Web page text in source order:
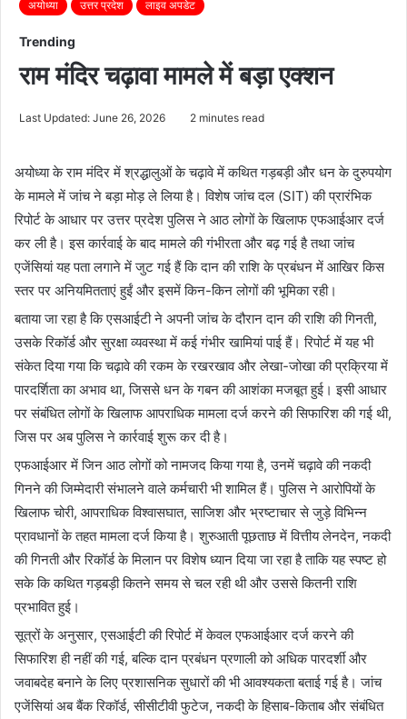
अयोध्या उत्तर प्रदेश लाइव अपडेट
Trending
राम मंदिर चढ़ावा मामले में बड़ा एक्शन
Last Updated: June 26, 2026 2 minutes read
अयोध्या के राम मंदिर में श्रद्धालुओं के चढ़ावे में कथित गड़बड़ी और धन के दुरुपयोग
के मामले में जांच ने बड़ा मोड़ ले लिया है। विशेष जांच दल (SIT) की प्रारंभिक
रिपोर्ट के आधार पर उत्तर प्रदेश पुलिस ने आठ लोगों के खिलाफ एफआईआर दर्ज
कर ली है। इस कार्रवाई के बाद मामले की गंभीरता और बढ़ गई है तथा जांच
एजेंसियां यह पता लगाने में जुट गई हैं कि दान की राशि के प्रबंधन में आखिर किस
स्तर पर अनियमितताएं हुईं और इसमें किन-किन लोगों की भूमिका रही।
बताया जा रहा है कि एसआईटी ने अपनी जांच के दौरान दान की राशि की गिनती,
उसके रिकॉर्ड और सुरक्षा व्यवस्था में कई गंभीर खामियां पाई हैं। रिपोर्ट में यह भी
संकेत दिया गया कि चढ़ावे की रकम के रखरखाव और लेखा-जोखा की प्रक्रिया में
पारदर्शिता का अभाव था, जिससे धन के गबन की आशंका मजबूत हुई। इसी आधार
पर संबंधित लोगों के खिलाफ आपराधिक मामला दर्ज करने की सिफारिश की गई थी,
जिस पर अब पुलिस ने कार्रवाई शुरू कर दी है।
एफआईआर में जिन आठ लोगों को नामजद किया गया है, उनमें चढ़ावे की नकदी
गिनने की जिम्मेदारी संभालने वाले कर्मचारी भी शामिल हैं। पुलिस ने आरोपियों के
खिलाफ चोरी, आपराधिक विश्वासघात, साजिश और भ्रष्टाचार से जुड़े विभिन्न
प्रावधानों के तहत मामला दर्ज किया है। शुरुआती पूछताछ में वित्तीय लेनदेन, नकदी
की गिनती और रिकॉर्ड के मिलान पर विशेष ध्यान दिया जा रहा है ताकि यह स्पष्ट हो
सके कि कथित गड़बड़ी कितने समय से चल रही थी और उससे कितनी राशि
प्रभावित हुई।
सूत्रों के अनुसार, एसआईटी की रिपोर्ट में केवल एफआईआर दर्ज करने की
सिफारिश ही नहीं की गई, बल्कि दान प्रबंधन प्रणाली को अधिक पारदर्शी और
जवाबदेह बनाने के लिए प्रशासनिक सुधारों की भी आवश्यकता बताई गई है। जांच
एजेंसियां अब बैंक रिकॉर्ड, सीसीटीवी फुटेज, नकदी के हिसाब-किताब और संबंधित